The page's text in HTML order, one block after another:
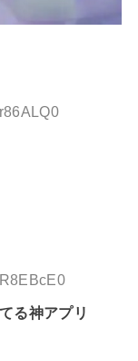
る神アプリ